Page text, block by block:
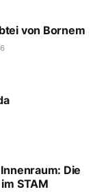
von Bornem
Die
STAM